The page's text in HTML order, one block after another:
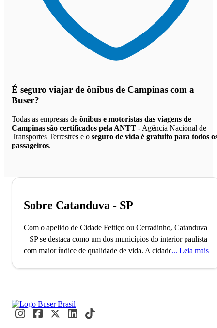
É seguro viajar de ônibus de Campinas com a
Buser?
Todas as empresas de ônibus e motoristas das viagens de
Campinas são certificados pela ANTT - Agência Nacional de
Transportes Terrestres e o seguro de vida é gratuito para todos
passageiros.
Sobre Catanduva - SP
Com o apelido de Cidade Feitiço ou Cerradinho, Catanduva
– SP se destaca como um dos municípios do interior paulista
com maior índice de qualidade de vida. A cidade de
fundada no ano de 1918 e é considerada uma das cidades
paulistas com melhor qualidade de vida.
Leia mais